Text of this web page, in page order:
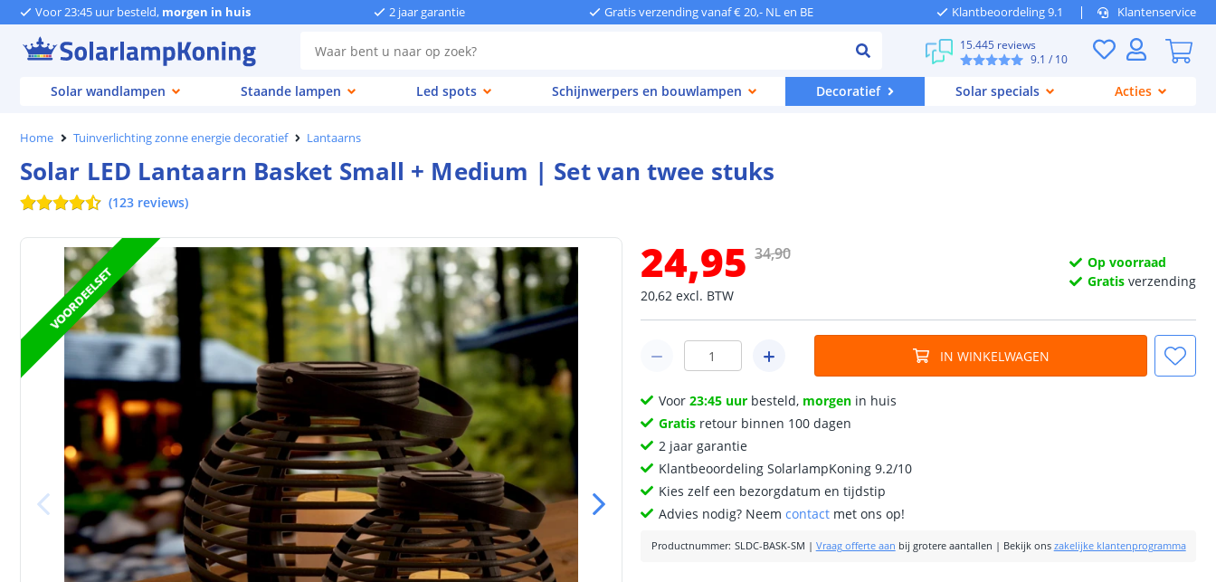
Voor 23:45 uur besteld, morgen in huis 2 jaar garantie Gratis verzending vanaf € 20,- NL en BE Klantbeoordeling 9.1 Klantenservice
15.445 reviews
9.1 / 10
Solar wandlampen Staande lampen Led spots Schijnwerpers en bouwlampen Decoratief Solar specials Acties
Home Tuinverlichting zonne energie decoratief Lantaarns
Solar LED Lantaarn Basket Small + Medium | Set van twee stuks
(123 reviews)
VOORDEELSET
24,95
20,62 excl. BTW
34,90
Op voorraad
Gratis verzending
IN WINKELWAGEN
Voor23:45 uur besteld, morgen in huis
Gratis retour binnen 100 dagen
2 jaar garantie
Klantbeoordeling SolarlampKoning 9.2/10
Kies zelf een bezorgdatum en tijdstip
Advies nodig? Neemcontact met ons op!
Productnummer: SLDC-BASK-SM | Vraag offerte aan bij grotere aantallen | Bekijk ons zakelijke klantenprogramma